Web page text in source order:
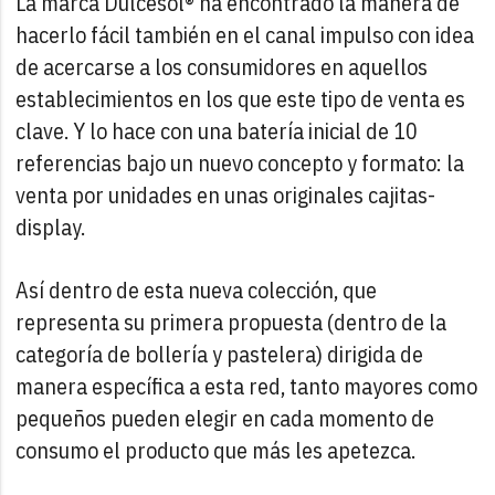
hacerlo fácil también en el canal impulso con idea
de acercarse a los consumidores en aquellos
establecimientos en los que este tipo de venta es
clave. Y lo hace con una batería inicial de 10
referencias bajo un nuevo concepto y formato: la
venta por unidades en unas originales cajitas-
display.
Así dentro de esta nueva colección, que
representa su primera propuesta (dentro de la
categoría de bollería y pastelera) dirigida de
manera específica a esta red, tanto mayores como
pequeños pueden elegir en cada momento de
consumo el producto que más les apetezca.